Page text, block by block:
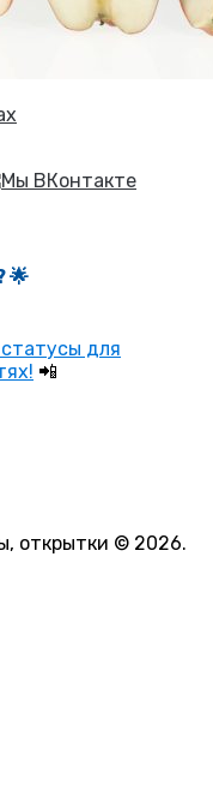
🌟
для
📲
открытки © 2026.